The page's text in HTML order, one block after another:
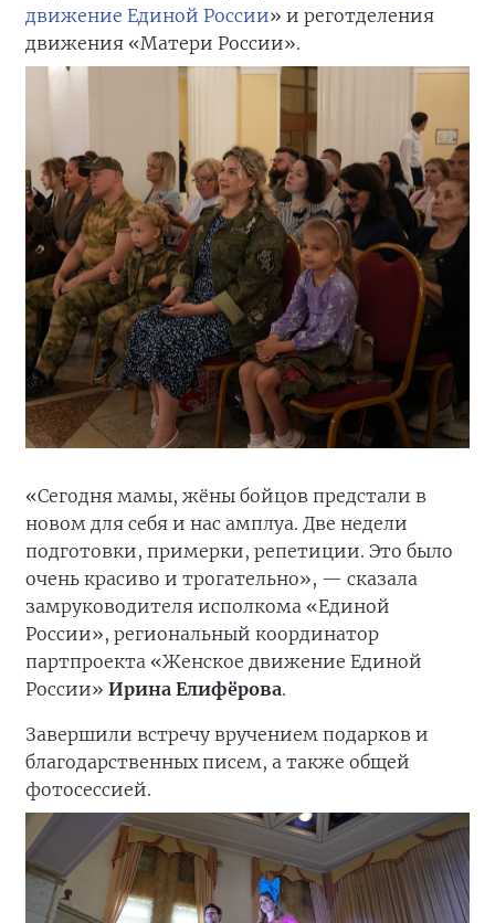
движение Единой России» и реготделения
движения «Матери России».
«Сегодня мамы, жёны бойцов предстали в
новом для себя и нас амплуа. Две недели
подготовки, примерки, репетиции. Это было
очень красиво и трогательно», — сказала
замруководителя исполкома «Единой
России», региональный координатор
партпроекта «Женское движение Единой
России» Ирина Елифёрова.
Завершили встречу вручением подарков и
благодарственных писем, а также общей
фотосессией.